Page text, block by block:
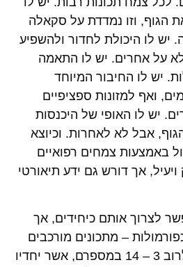
הגוף, וזו נמדדת על סקאלה
לו היכולת לחדור ולהשפיע
על אחרים. יש לו התאמה
יש לו החיבור המיוחד
ואף למזונות ספציפיים
יש לו האופי של היכנסות
אבל לא לאחרות. וכיוצא
באמצעות צמחים רפואיים
ויעיל, אך דורש גם ידע תיאורטי
לצרוך אותם כיחידים, אך
– מתכונים מורכבים
של 2 צמחים ומעלה, לרוב 3 – 14 במספרם, אשר יחדיו